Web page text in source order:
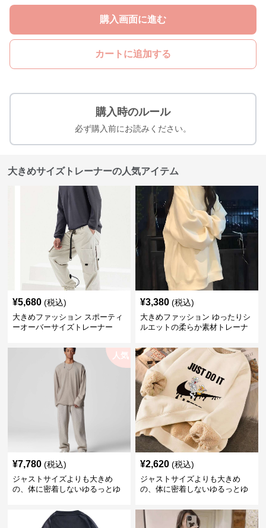
購入画面に進む
カートに追加する
購入時のルール
必ず購入前にお読みください。
大きめサイズトレーナーの人気アイテム
¥5,680 (税込)
大きめファッション スポーティ
ーオーバーサイズトレーナー
¥3,380 (税込)
大きめファッション ゆったりシ
ルエットの柔らか素材トレーナ
人気
¥7,780 (税込)
ジャストサイズよりも大きめ
の、体に密着しないゆるっとゆ
リラックスフィットカジュアル
プルオーバー
¥2,620 (税込)
ジャストサイズよりも大きめ
の、体に密着しないゆるっとゆ
ゆったりアニメキャラプリント
トレーナー